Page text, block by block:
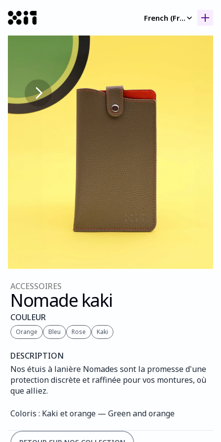
French (France)
ACCESSOIRES
Nomade kaki
COULEUR
Orange Bleu Rose Kaki
DESCRIPTION
Nos étuis à lanière Nomades sont la promesse d'une
protection discrète et raffinée pour vos montures, où
que alliez.
Coloris : Kaki et orange — Green and orange